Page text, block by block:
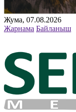
Жума, 07.08.2026
Жарнама Байланыш